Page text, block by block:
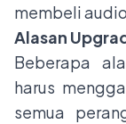
membeli
Alasan
Beberapa
harus
semua